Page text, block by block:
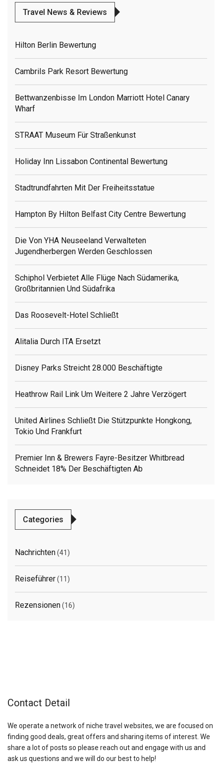
Travel News & Reviews
Hilton Berlin Bewertung
Cambrils Park Resort Bewertung
Bettwanzenbisse Im London Marriott Hotel Canary
Wharf
STRAAT Museum Für Straßenkunst
Holiday Inn Lissabon Continental Bewertung
Stadtrundfahrten Mit Der Freiheitsstatue
Hampton By Hilton Belfast City Centre Bewertung
Die Von YHA Neuseeland Verwalteten
Jugendherbergen Werden Geschlossen
Schiphol Verbietet Alle Flüge Nach Südamerika,
Großbritannien Und Südafrika
Das Roosevelt-Hotel Schließt
Alitalia Durch ITA Ersetzt
Disney Parks Streicht 28.000 Beschäftigte
Heathrow Rail Link Um Weitere 2 Jahre Verzögert
United Airlines Schließt Die Stützpunkte Hongkong,
Tokio Und Frankfurt
Premier Inn & Brewers Fayre-Besitzer Whitbread
Schneidet 18% Der Beschäftigten Ab
Categories
Nachrichten(41)
Reiseführer(11)
Rezensionen(16)
Contact Detail
We operate a network of niche travel websites, we are focused on
finding good deals, great offers and sharing items of interest. We
share a lot of posts so please reach out and engage with us and
ask us questions and we will do our best to help!